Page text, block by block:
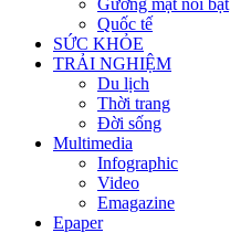
Gương mặt nổi bật
Quốc tế
SỨC KHỎE
TRẢI NGHIỆM
Du lịch
Thời trang
Đời sống
Multimedia
Infographic
Video
Emagazine
Epaper